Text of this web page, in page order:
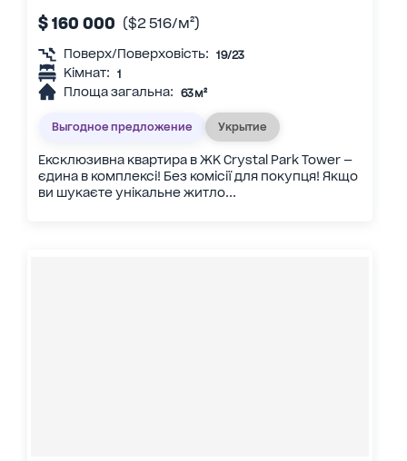
$ 160 000 ($2 516/м²)
Поверх/Поверховість: 19/23
Кімнат: 1
Площа загальна: 63 м²
Выгодное предложение Укрытие
Ексклюзивна квартира в ЖК Crystal Park Tower —
єдина в комплексі! Без комісії для покупця! Якщо
ви шукаєте унікальне житло...